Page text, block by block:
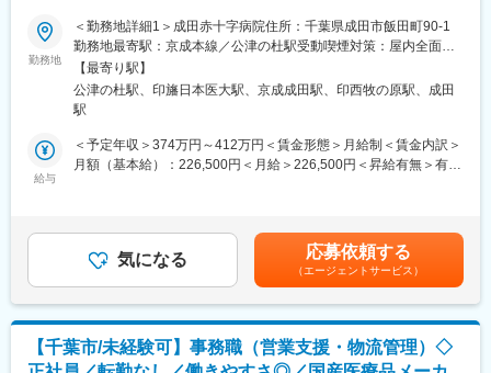
れます。上長とのミーティングで目標を決める為、モチベーショ
ンを保ちながらお仕事に励んでいただくことが可能です。
【当社について】
1881年創業の歴史ある医療機器メーカーです。福祉施設や病院に
主力である「介護浴槽事業」や「リハビリテーション事業」をは
じめ、「ウェルビーイング支援事業」など、幅広い事業で確固た
今後も医療・福祉・保健の分野において、健康を願う人・支える
人、双方の信頼に応え価値ある製品とサービスを提供し、いきい
きとした豊かな会社作りに貢献します。
【社風について】
当社の社員は医療に貢献しようとする意欲が高く、その志のもと
やりがいをもって働いています。また、落ち着いた人柄の社員が
【はじめに】
当ポジションはサービスエンジニアと言われる、機械のメンテナ
ンスを行う技術職となります。メンテナンススキルの市場価値は
上昇の一途を辿っており、同社で得られるスキルも例外ではあり
ません。完全未経験から市場価値を高める事ができる貴重な求人
となります。
【業務概要】
パラマウントベッド社製品を中心とした医療用ベッドのメンテナ
【業務内容】
・ベッド、点滴スタンド、ストレッチャー、車いす等の修理、点
検及び事務作業
・慣れてきたら、病院への当社サービスのご紹介、及び病院のニ
ーズと課題解決に向けた活動
勤務地
＜勤務地詳細1＞成田赤十字病院住所：千葉県成田市飯田町90-1
勤務地最寄駅：京成本線／公津の杜駅受動喫煙対策：屋内全面禁
煙＜勤務地詳細2＞日本医科大学千葉北総病院住所：千葉県印西市
鎌苅1715 勤務地最寄駅：北総鉄道線／印旛日本医大駅受動喫煙対
策：屋内全面禁煙変更の範囲：会社の定める事業所
【最寄り駅】
公津の杜駅、印旛日本医大駅、京成成田駅、印西牧の原駅、成田
駅
給与
＜予定年収＞374万円～412万円＜賃金形態＞月給制＜賃金内訳＞
月額（基本給）：226,500円＜月給＞226,500円＜昇給有無＞有＜
額であり、選考を通じて上下する可能性があります。月給(月額)は
固定手当を含めた表記です。
気になる 応募依頼する
（エージェントサービス）
【千葉市/未経験可】事務職（営業支援・物流管理）◇